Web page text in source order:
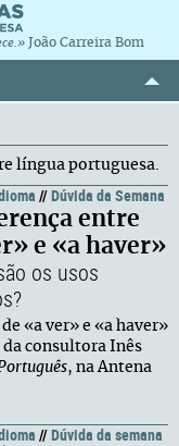
João Carreira Bom
língua portuguesa.
//Dúvida da Semana
entre
e «a haver»
os usos
de «a ver» e «a haver»
consultora Inês
, na Antena
//Dúvida da semana